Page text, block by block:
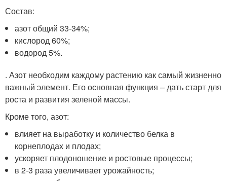
Состав:
азот общий 33-34%;
кислород 60%;
водород 5%.
. Азот необходим каждому растению как самый жизненно
важный элемент. Его основная функция – дать старт для
роста и развития зеленой массы.
Кроме того, азот:
влияет на выработку и количество белка в
корнеплодах и плодах;
ускоряет плодоношение и ростовые процессы;
в 2-3 раза увеличивает урожайность;